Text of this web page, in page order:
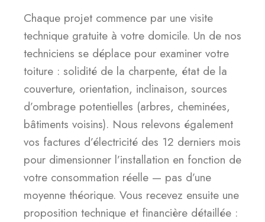
Chaque projet commence par une visite
technique gratuite à votre domicile. Un de nos
techniciens se déplace pour examiner votre
toiture : solidité de la charpente, état de la
couverture, orientation, inclinaison, sources
d’ombrage potentielles (arbres, cheminées,
bâtiments voisins). Nous relevons également
vos factures d’électricité des 12 derniers mois
pour dimensionner l’installation en fonction de
votre consommation réelle — pas d’une
moyenne théorique. Vous recevez ensuite une
proposition technique et financière détaillée :